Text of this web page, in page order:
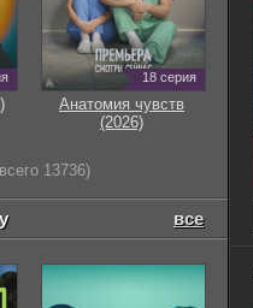
18 серия
Анатомия чувств
(2026)
13736)
все